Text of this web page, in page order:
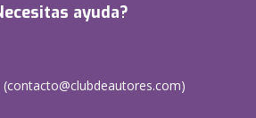
ayuda?
(contacto@clubdeautores.com)